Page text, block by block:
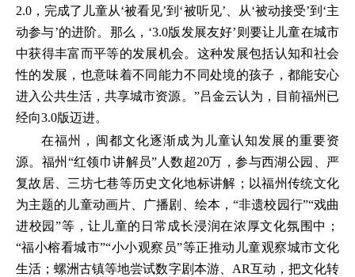
2.0，完成了儿童从‘被看见’到‘被听见’、从‘被动接受’到‘主
动参与’的进阶。那么，‘3.0版发展友好’则要让儿童在城市
中获得丰富而平等的发展机会。这种发展包括认知和社会
性的发展，也意味着不同能力不同处境的孩子，都能安心
进入公共生活，共享城市资源。”吕金云认为，目前福州已
经向3.0版迈进。
在福州，闽都文化逐渐成为儿童认知发展的重要资
源。福州“红领巾讲解员”人数超20万，参与西湖公园、严
复故居、三坊七巷等历史文化地标讲解；以福州传统文化
为主题的儿童动画片、广播剧、绘本，“非遗校园行”“戏曲
进校园”等，让儿童的日常成长浸润在浓厚文化氛围中；
“福小榕看城市”“小小观察员”等正推动儿童观察城市文化
生活；螺洲古镇等地尝试数字剧本游、AR互动，把文化转